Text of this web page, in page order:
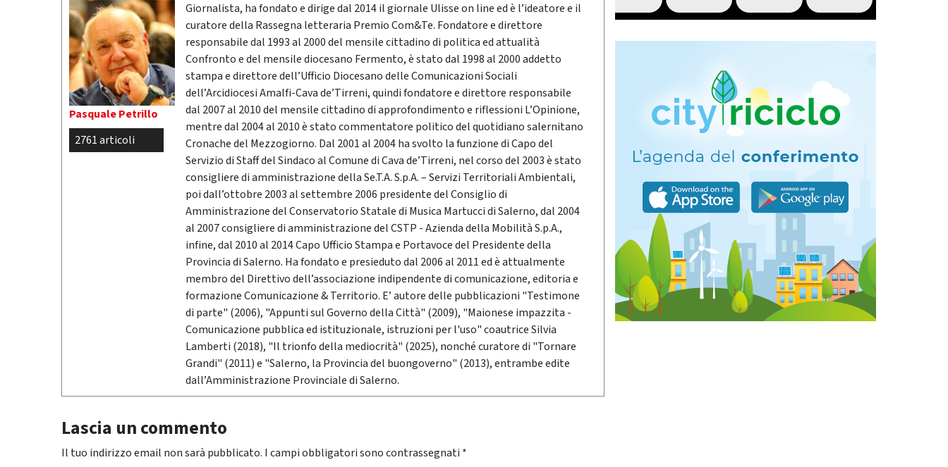
Pasquale Petrillo
2761 articoli
Giornalista, ha fondato e dirige dal 2014 il giornale Ulisse on line ed è l’ideatore e il
curatore della Rassegna letteraria Premio Com&Te. Fondatore e direttore
responsabile dal 1993 al 2000 del mensile cittadino di politica ed attualità
Confronto e del mensile diocesano Fermento, è stato dal 1998 al 2000 addetto
stampa e direttore dell’Ufficio Diocesano delle Comunicazioni Sociali
dell’Arcidiocesi Amalfi-Cava de’Tirreni, quindi fondatore e direttore responsabile
dal 2007 al 2010 del mensile cittadino di approfondimento e riflessioni L’Opinione,
mentre dal 2004 al 2010 è stato commentatore politico del quotidiano salernitano
Cronache del Mezzogiorno. Dal 2001 al 2004 ha svolto la funzione di Capo del
Servizio di Staff del Sindaco al Comune di Cava de’Tirreni, nel corso del 2003 è stato
consigliere di amministrazione della Se.T.A. S.p.A. – Servizi Territoriali Ambientali,
poi dall’ottobre 2003 al settembre 2006 presidente del Consiglio di
Amministrazione del Conservatorio Statale di Musica Martucci di Salerno, dal 2004
al 2007 consigliere di amministrazione del CSTP - Azienda della Mobilità S.p.A.,
infine, dal 2010 al 2014 Capo Ufficio Stampa e Portavoce del Presidente della
Provincia di Salerno. Ha fondato e presieduto dal 2006 al 2011 ed è attualmente
membro del Direttivo dell’associazione indipendente di comunicazione, editoria e
formazione Comunicazione & Territorio. E’ autore delle pubblicazioni "Testimone
di parte" (2006), "Appunti sul Governo della Città" (2009), "Maionese impazzita -
Comunicazione pubblica ed istituzionale, istruzioni per l'uso" coautrice Silvia
Lamberti (2018), "Il trionfo della mediocrità" (2025), nonché curatore di "Tornare
Grandi" (2011) e "Salerno, la Provincia del buongoverno" (2013), entrambe edite
dall’Amministrazione Provinciale di Salerno.
Lascia un commento
Il tuo indirizzo email non sarà pubblicato. I campi obbligatori sono contrassegnati *